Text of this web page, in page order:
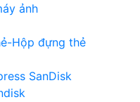
ảnh
Hộp đựng thẻ
SanDisk